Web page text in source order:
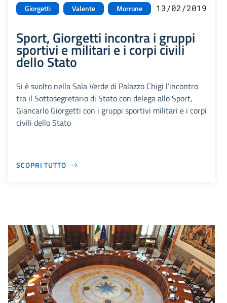
Giorgetti Valente Morrone 13/02/2019
Sport, Giorgetti incontra i gruppi
sportivi e militari e i corpi civili
dello Stato
Si è svolto nella Sala Verde di Palazzo Chigi l’incontro
tra il Sottosegretario di Stato con delega allo Sport,
Giancarlo Giorgetti con i gruppi sportivi militari e i corpi
civili dello Stato
SCOPRI TUTTO